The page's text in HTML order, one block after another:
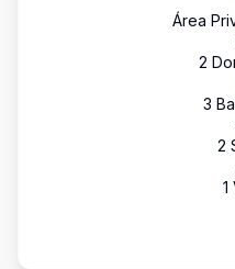
Área
2
3
2
1